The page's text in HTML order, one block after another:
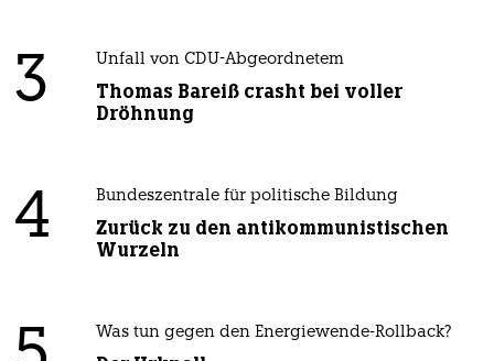
3 Unfall von CDU-Abgeordnetem
Thomas Bareiß crasht bei voller
Dröhnung
4 Bundeszentrale für politische Bildung
Zurück zu den antikommunistischen
Wurzeln
Was tun gegen den Energiewende-Rollback?